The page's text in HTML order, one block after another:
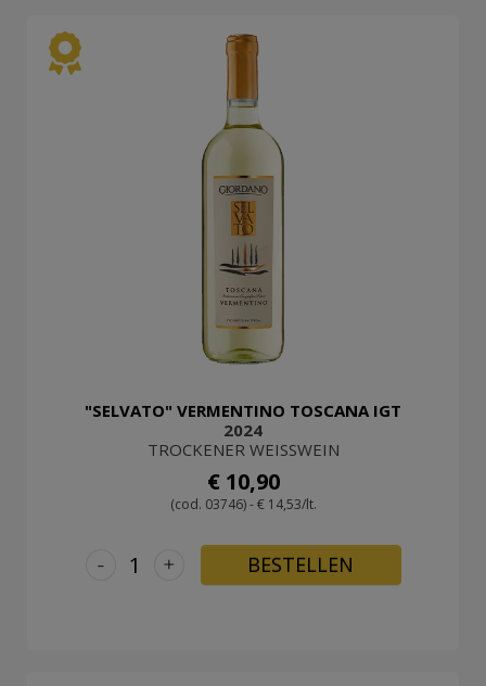
"SELVATO" VERMENTINO TOSCANA IGT
2024
TROCKENER WEISSWEIN
€ 10,90
(cod. 03746) - € 14,53/lt.
+
- BESTELLEN